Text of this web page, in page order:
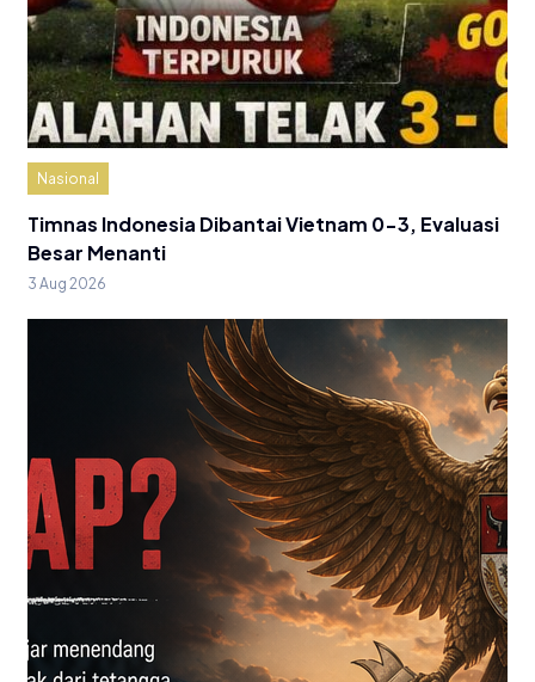
Nasional
Timnas Indonesia Dibantai Vietnam 0-3, Evaluasi
Besar Menanti
3 Aug 2026